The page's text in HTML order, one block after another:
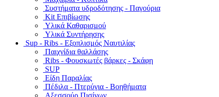
Συστήματα υδροδότησης - Παγούρια
Kit Επιβίωσης
Υλικά Καθαρισμού
Υλικά Συντήρησης
Sup - Ribs - Εξοπλισμός Ναυτιλίας
Παιχνίδια θαλλάσης
Ribs - Φουσκωτές βάρκες - Σκάφη
SUP
Είδη Παραλίας
Πέδιλα - Πτερύγια - Βοηθήματα
Αξεσσούρ Πισίνων